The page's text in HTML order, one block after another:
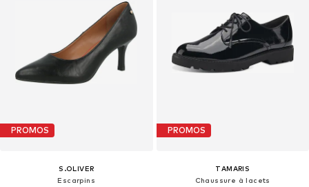
PROMOS
S.OLIVER
Escarpins
PROMOS
TAMARIS
Chaussure à lacets